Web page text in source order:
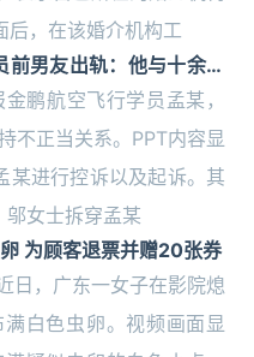
后，在该婚介机构工
男友出轨：他与十余人
已展开核实
鹏航空飞行学员孟某，
不正当关系。PPT内容显
某进行控诉以及起诉。其
邬女士拆穿孟某
为顾客退票并赠20张券
日，广东一女子在影院熄
白色虫卵。视频画面显